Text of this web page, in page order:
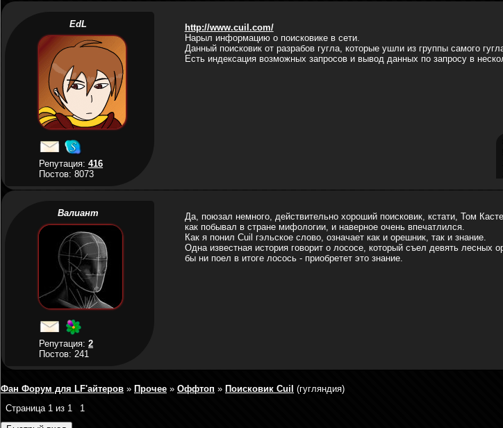
EdL
Репутация:416
Постов: 8073
http://www.cuil.com/
Нарыл информацию о поисковике в сети.
Данный поисковик от разрабов гугла, которые ушли из группы самого
Есть индексация возможных запросов и вывод данных по запросу в
Валиант
Репутация:2
Постов: 241
Да, поюзал немного, действительно хороший поисковик, кстати, Том
как побывал в стране мифологии, и наверное очень впечатлился.
Как я понил Cuil гэльское слово, означает как и орешник, так и знание.
Одна известная история говорит о лососе, который съел девять
бы ни поел в итоге лосось - приобретет это знание.
Фан Форум для LF'айтеров » Прочее » Оффтоп » Поисковик Cuil (гугляндия)
Страница 1 из 1
1